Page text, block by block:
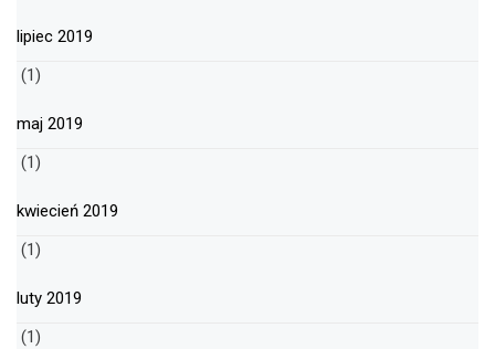
lipiec 2019
(1)
maj 2019
(1)
kwiecień 2019
(1)
luty 2019
(1)